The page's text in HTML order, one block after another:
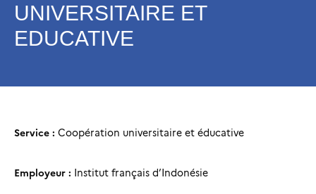
UNIVERSITAIRE ET
EDUCATIVE
Service : Coopération universitaire et éducative
Employeur : Institut français d’Indonésie